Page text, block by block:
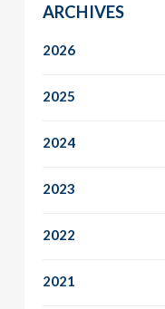
ARCHIVES
2026
2025
2024
2023
2022
2021